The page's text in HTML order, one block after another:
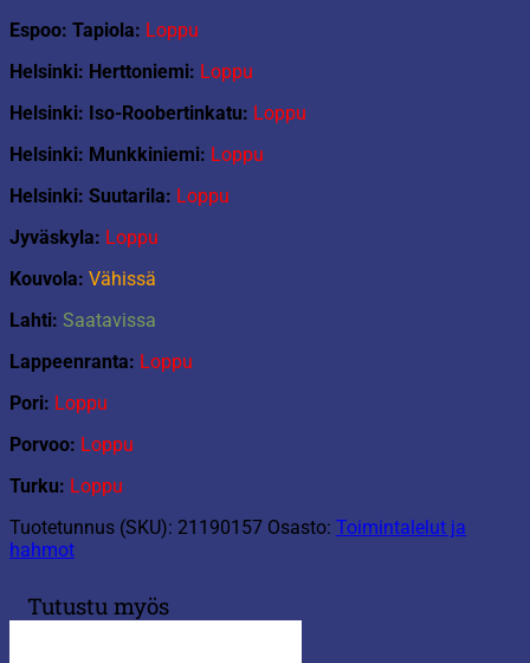
Espoo: Tapiola: Loppu
Helsinki: Herttoniemi: Loppu
Helsinki: Iso-Roobertinkatu: Loppu
Helsinki: Munkkiniemi: Loppu
Helsinki: Suutarila: Loppu
Jyväskyla: Loppu
Kouvola: Vähissä
Lahti: Saatavissa
Lappeenranta: Loppu
Pori: Loppu
Porvoo: Loppu
Turku: Loppu
Tuotetunnus (SKU): 21190157 Osasto: Toimintalelut ja
hahmot
Tutustu myös